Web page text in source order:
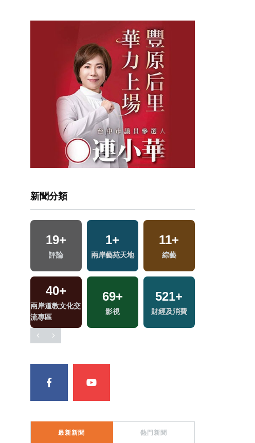
新聞分類
19+
評論
1+
兩岸藝苑天地
11+
綜藝
40+
兩岸道教文化交
流專區
69+
影視
521+
財經及消費
1514+
社會
1+
2023金鐘獎
743+
文教
596+
健康及醫療
14+
海峽論壇專區
2+
化專區
最新新聞 熱門新聞